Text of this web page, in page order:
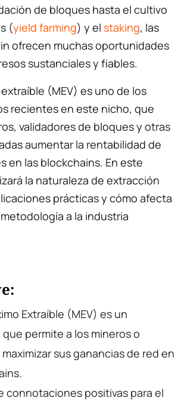
de bloques hasta el cultivo
(yield farming) y el staking, las
ofrecen muchas oportunidades
sustanciales y fiables.
extraíble (MEV) es uno de los
recientes en este nicho, que
validadores de bloques y otras
aumentar la rentabilidad de
en las blockchains. En este
la naturaleza de extracción
prácticas y cómo afecta
a la industria
Extraíble (MEV) es un
permite a los mineros o
sus ganancias de red en
connotaciones positivas para el